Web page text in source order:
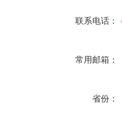
联系电话：
常用邮箱：
省份：